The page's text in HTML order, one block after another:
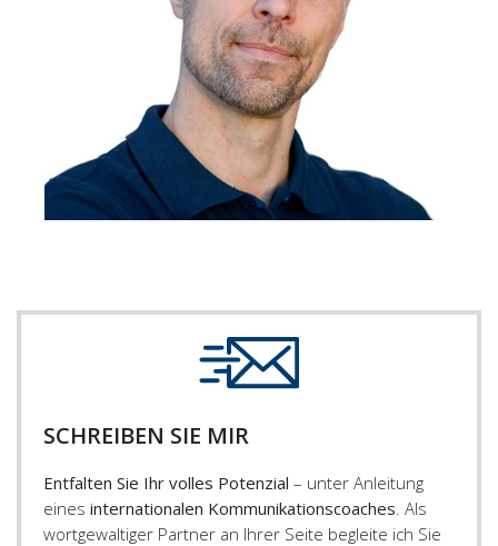
SCHREIBEN SIE MIR
Entfalten Sie Ihr volles Potenzial – unter Anleitung
eines internationalen Kommunikationscoaches . Als
wortgewaltiger Partner an Ihrer Seite begleite ich Sie